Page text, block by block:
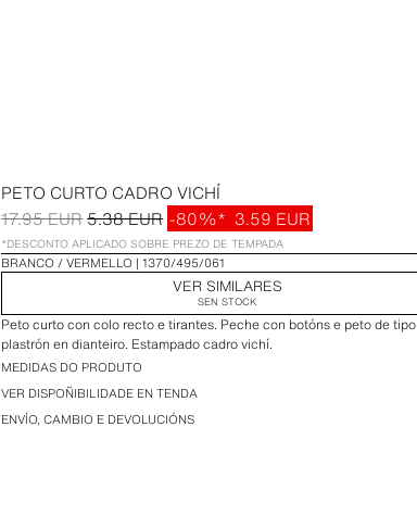
PETO CURTO CADRO VICHÍ
17.95 EUR5.38 EUR -80%* 3.59 EUR
*DESCONTO APLICADO SOBRE PREZO DE TEMPADA
BRANCO / VERMELLO 1370/495/061
VER SIMILARES
SEN STOCK
Peto curto con colo recto e tirantes. Peche con botóns e peto de tipo
plastrón en dianteiro. Estampado cadro vichí.
MEDIDAS DO PRODUTO
VER DISPOÑIBILIDADE EN TENDA
ENVÍO, CAMBIO E DEVOLUCIÓNS